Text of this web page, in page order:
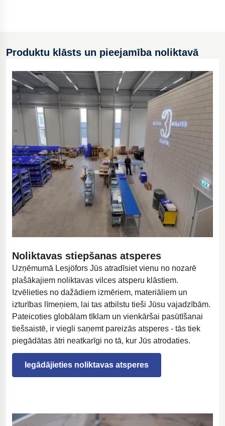
Produktu klāsts un pieejamība noliktavā
Noliktavas stiepšanas atsperes
Uzņēmumā Lesjöfors Jūs atradīsiet vienu no nozarē
plašākajiem noliktavas vilces atsperu klāstiem.
Izvēlieties no dažādiem izmēriem, materiāliem un
izturības līmeņiem, lai tas atbilstu tieši Jūsu vajadzībām.
Pateicoties globālam tīklam un vienkāršai pasūtīšanai
tiešsaistē, ir viegli saņemt pareizās atsperes - tās tiek
piegādātas ātri neatkarīgi no tā, kur Jūs atrodaties.
Iegādājieties noliktavas atsperes
Atveras jaunā cilnē